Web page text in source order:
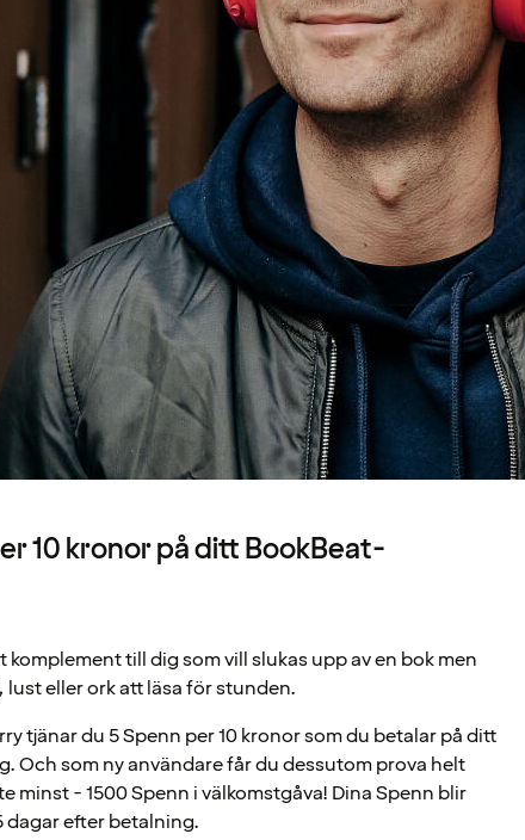
10 kronor på ditt BookBeat-
komplement till dig som vill slukas upp av en bok men
lust eller ork att läsa för stunden.
tjänar du 5 Spenn per 10 kronor som du betalar på ditt
Och som ny användare får du dessutom prova helt
minst - 1500 Spenn i välkomstgåva! Dina Spenn blir
efter betalning.